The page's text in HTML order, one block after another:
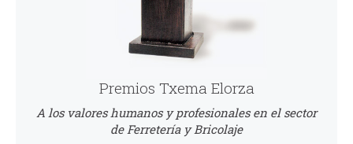
Premios Txema Elorza
A los valores humanos y profesionales en el sector
de Ferretería y Bricolaje